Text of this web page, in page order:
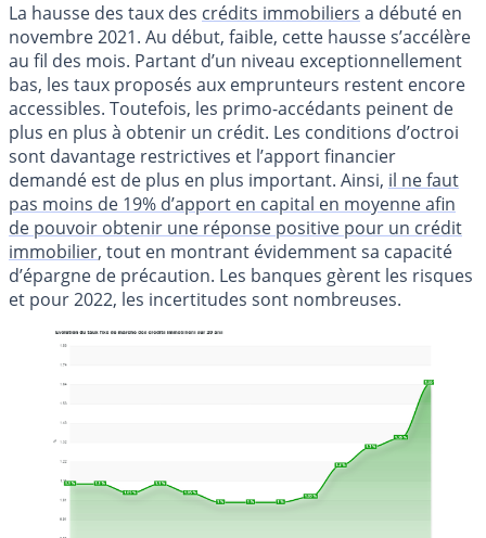
La hausse des taux des crédits immobiliers a débuté en
novembre 2021. Au début, faible, cette hausse s’accélère
au fil des mois. Partant d’un niveau exceptionnellement
bas, les taux proposés aux emprunteurs restent encore
accessibles. Toutefois, les primo-accédants peinent de
plus en plus à obtenir un crédit. Les conditions d’octroi
sont davantage restrictives et l’apport financier
demandé est de plus en plus important. Ainsi, il ne faut
pas moins de 19% d’apport en capital en moyenne afin
de pouvoir obtenir une réponse positive pour un crédit
immobilier, tout en montrant évidemment sa capacité
d’épargne de précaution. Les banques gèrent les risques
et pour 2022, les incertitudes sont nombreuses.